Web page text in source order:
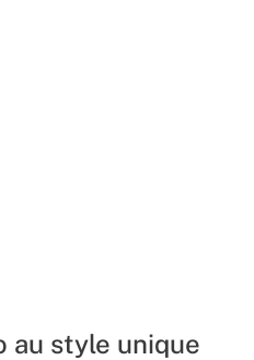
au style unique